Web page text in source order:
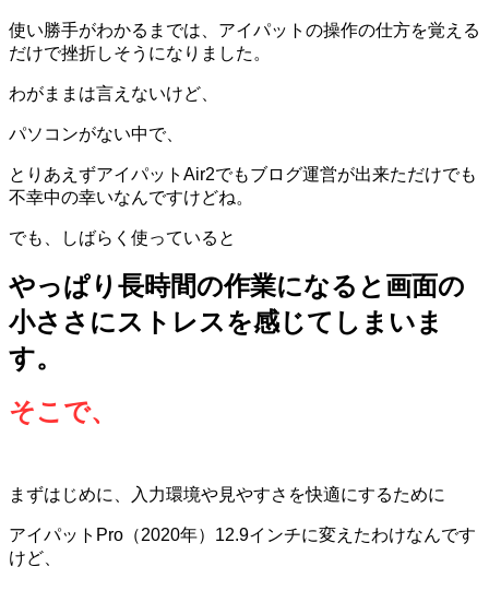
使い勝手がわかるまでは、アイパットの操作の仕方を覚える
だけで挫折しそうになりました。
わがままは言えないけど、
パソコンがない中で、
とりあえずアイパット Air2でもブログ運営が出来ただけでも
不幸中の幸いなんですけどね。
でも、しばらく使っていると
やっぱり長時間の作業になると画面の
小ささにストレスを感じてしまいま
す。
そこで、
まずはじめに、入力環境や見やすさを快適にするために
アイパット Pro （2020年） 12.9インチに変えたわけなんです
けど、